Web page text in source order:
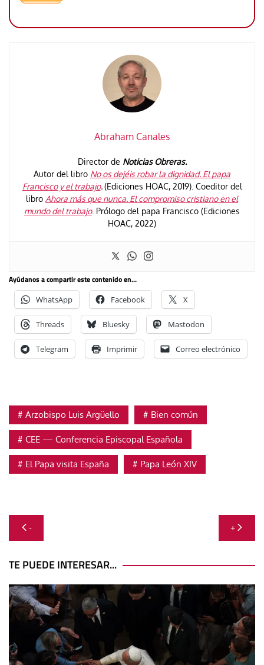
Abraham Canales
Director de Noticias Obreras.
Autor del libro No os dejéis robar la dignidad. El papa
Francisco y el trabajo.(Ediciones HOAC, 2019). Coeditor del
libro Ahora más que nunca. El compromiso cristiano en el
mundo del trabajo. Prólogo del papa Francisco (Ediciones
HOAC, 2022)
Ayúdanos a compartir este contenido en...
WhatsApp Facebook X
Threads Bluesky Mastodon
Telegram Imprimir Correo electrónico
Arzobispo Luis Argüello Bien común
CEE — Conferencia Episcopal Española
El Papa visita España Papa León XIV
Navegación
de
entradas
- +
TE PUEDE INTERESAR...